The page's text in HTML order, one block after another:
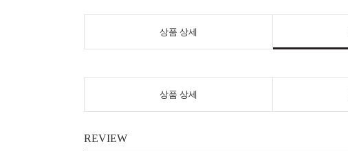
상품 상세
상품 상세
REVIEW